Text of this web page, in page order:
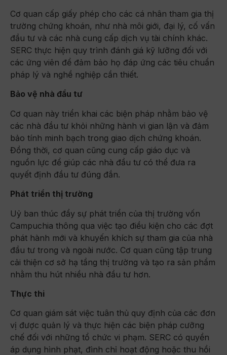
Cơ quan cấp giấy phép cho các cá nhân tham gia thị
trường chứng khoán, như nhà môi giới, đại lý, cố vấn
đầu tư và các nhà cung cấp dịch vụ tài chính khác.
SERC thực hiện quy trình đánh giá kỹ lưỡng đối với
các ứng viên để đảm bảo họ đáp ứng các tiêu chuẩn
pháp lý và nghề nghiệp cần thiết.
Bảo vệ nhà đầu tư
Cơ quan này triển khai các biện pháp nhằm bảo vệ
các nhà đầu tư khỏi những hành vi gian lận và đảm
bảo tính minh bạch trong giao dịch chứng khoán.
Đồng thời, cơ quan cũng cung cấp giáo dục và
nguồn lực để giúp các nhà đầu tư có thể đưa ra
quyết định đầu tư đúng đắn.
Phát triển thị trường
Uỷ ban thúc đẩy sự phát triển của thị trường vốn
Campuchia thông qua việc tạo điều kiện cho các đợt
phát hành mới và khuyến khích sự tham gia của nhà
đầu tư trong và ngoài nước. Cơ quan cũng tập trung
cải thiện cơ sở hạ tầng thị trường và tạo ra sản phẩm
nhằm thu hút nhiều nhà đầu tư hơn.
Thực thi
Cơ quan giám sát việc tuân thủ quy định của các đơn
vị được quản lý và thực hiện các biện pháp cưỡng
chế đối với những tổ chức vi phạm. SERC có quyền
áp dụng hình phạt, đình chỉ hoạt động hoặc thu hồi